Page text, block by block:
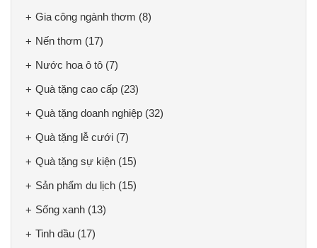
Gia công ngành thơm (8)
Nến thơm (17)
Nước hoa ô tô (7)
Quà tặng cao cấp (23)
Quà tặng doanh nghiệp (32)
Quà tặng lễ cưới (7)
Quà tặng sự kiện (15)
Sản phẩm du lịch (15)
Sống xanh (13)
Tinh dầu (17)